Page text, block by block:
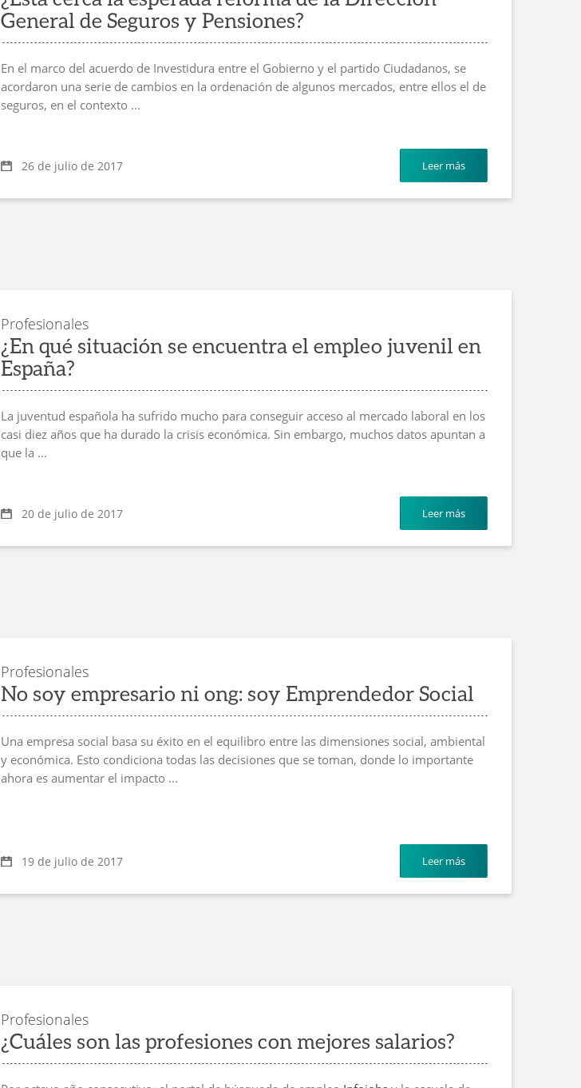
General de Seguros y Pensiones?
En el marco del acuerdo de Investidura entre el Gobierno y el partido Ciudadanos, se
acordaron una serie de cambios en la ordenación de algunos mercados, entre ellos el de
seguros, en el contexto ...
26 de julio de 2017 Leer más
Profesionales
¿En qué situación se encuentra el empleo juvenil en
España?
La juventud española ha sufrido mucho para conseguir acceso al mercado laboral en los
casi diez años que ha durado la crisis económica. Sin embargo, muchos datos apuntan a
que la ...
20 de julio de 2017 Leer más
Profesionales
No soy empresario ni ong: soy Emprendedor Social
Una empresa social basa su éxito en el equilibro entre las dimensiones social, ambiental
y económica. Esto condiciona todas las decisiones que se toman, donde lo importante
ahora es aumentar el impacto ...
19 de julio de 2017 Leer más
Profesionales
¿Cuáles son las profesiones con mejores salarios?